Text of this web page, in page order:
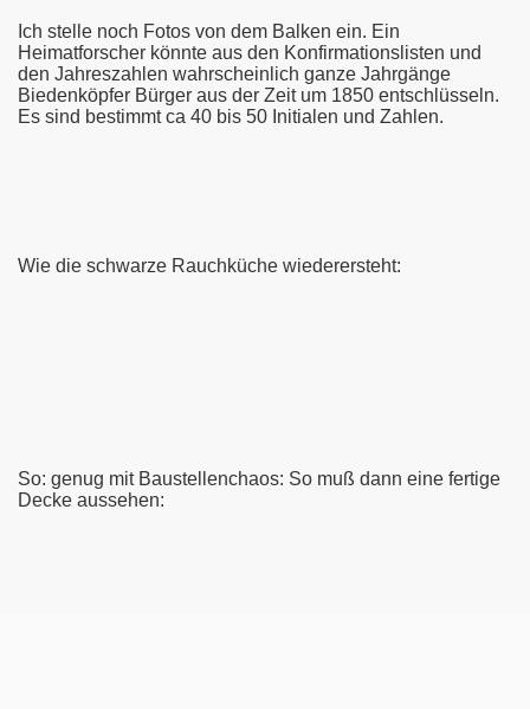
Ich stelle noch Fotos von dem Balken ein. Ein
Heimatforscher könnte aus den Konfirmationslisten und
den Jahreszahlen wahrscheinlich ganze Jahrgänge
Biedenköpfer Bürger aus der Zeit um 1850 entschlüsseln.
Es sind bestimmt ca 40 bis 50 Initialen und Zahlen.
Wie die schwarze Rauchküche wiederersteht:
So: genug mit Baustellenchaos: So muß dann eine fertige
Decke aussehen: